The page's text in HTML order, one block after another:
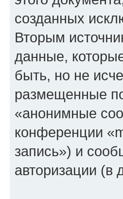
созданных
Вторым
данные,
быть, но не
размещенные
«анонимные
конференции
запись») и
авторизации